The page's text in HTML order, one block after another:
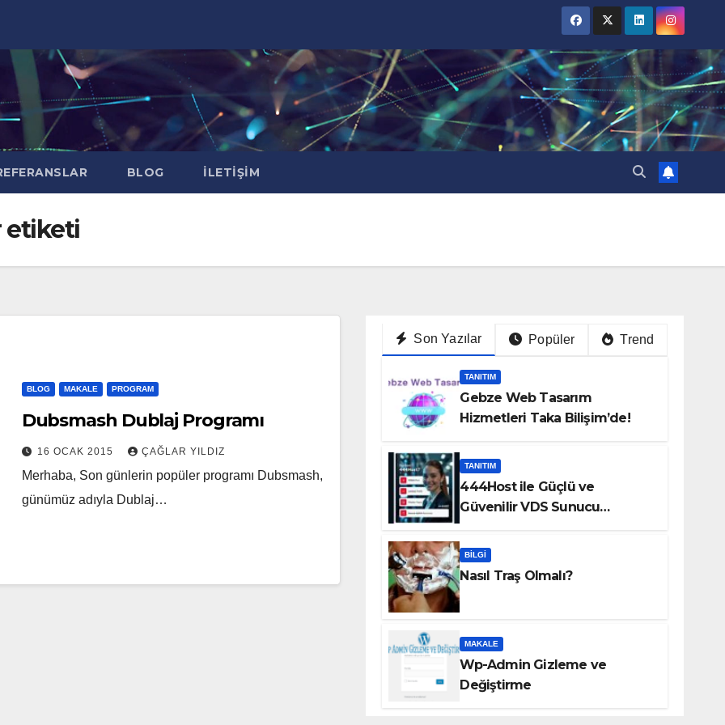
BLOG İLETIŞIM
etiketi
BLOG MAKALE PROGRAM
Dubsmash Dublaj Programı
16 OCAK 2015 ÇAĞLAR YILDIZ
Merhaba, Son günlerin popüler programı Dubsmash,
günümüz adıyla Dublaj…
Son Yazılar Popüler Trend
TANITIM
Gebze Web Tasarım
Hizmetleri Taka Bilişim’de!
TANITIM
444Host ile Güçlü ve
Güvenilir VDS Sunucu
BILGI
Nasıl Traş Olmalı?
MAKALE
Wp-Admin Gizleme ve
Değiştirme